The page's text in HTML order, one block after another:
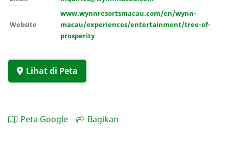
Website
www.wynnresortsmacau.com/en/wynn-
macau/experiences/entertainment/tree-of-
prosperity
Lihat di Peta
Peta Google Bagikan